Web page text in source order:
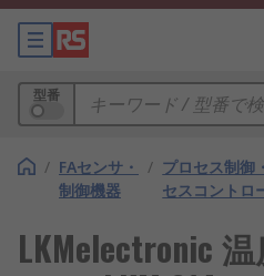
型番
/ FAセンサ・
制御機器
/ プロセス制御
セスコントロ
LKMelectronic